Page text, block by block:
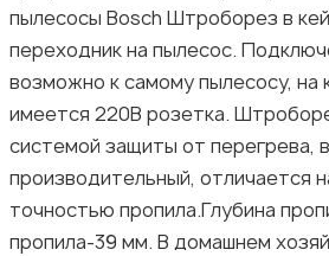
пылесосы Bosch Штроборез в
переходник на пылесос.
возможно к самому пылесосу, на
имеется 220В розетка.
системой защиты от перегрева,
производительный, отличается
точностью пропила.Глубина
пропила-39 мм. В домашнем